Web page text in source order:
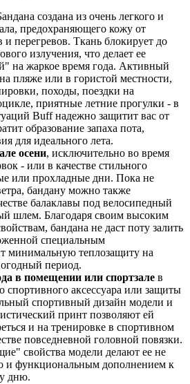
создана из очень легкого и
предохраняющего кожу от
перегревов. Ткань блокирует до
излучения, что делает ее
на жаркое время года. Активный
пляже или в гористой местности,
походы, поездки на
приятные летние прогулки - в
Buff надежно защитит вас от
образование запаха пота,
для идеального лета.
осени, исключительно во время
- или в качестве стильного
или прохладные дни. Пока не
бандану можно также
балаклавы под велосипедный
шлем. Благодаря своим высоким
бандана не даст поту залить
специальным
минимальную теплозащиту на
период.
в помещении или спортзале в
спортивного аксессуара или защиты
спортивный дизайн модели и
принт позволяют ей
и на тренировке в спортивном
повседневной головной повязки.
свойства модели делают ее не
и функциональным дополнением к
дню.